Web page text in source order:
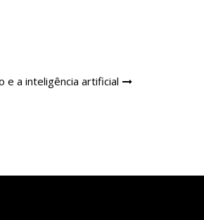
e a inteligência artificial